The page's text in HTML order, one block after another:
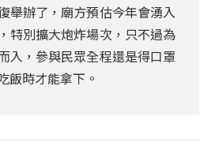
舉辦了，廟方預估今年會湧入
特別擴大炮炸場次，只不過為
入，參與民眾全程還是得口罩
飯時才能拿下。